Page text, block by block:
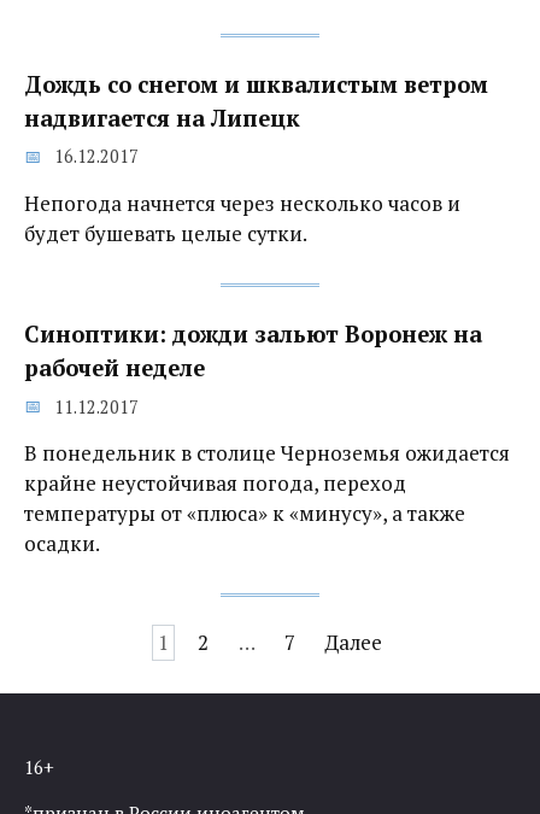
Дождь со снегом и шквалистым ветром
надвигается на Липецк
16.12.2017
Непогода начнется через несколько часов и
будет бушевать целые сутки.
Синоптики: дожди зальют Воронеж на
рабочей неделе
11.12.2017
В понедельник в столице Черноземья ожидается
крайне неустойчивая погода, переход
температуры от «плюса» к «минусу», а также
осадки.
записям
1 2 … 7 Далее
16+